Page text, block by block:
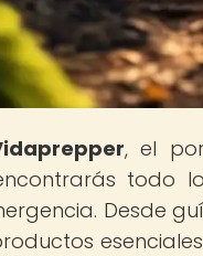
, el
todo
Desde